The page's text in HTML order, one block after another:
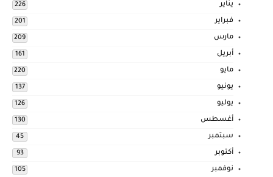
يناير 226
فبراير 201
مارس 209
أبريل 161
مايو 220
يونيو 137
يوليو 126
أغسطس 130
سبتمبر 45
أكتوبر 93
نوفمبر 105